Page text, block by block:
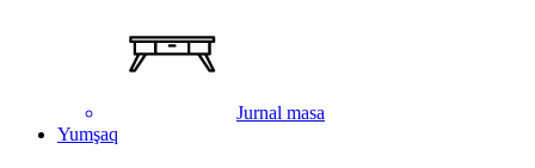
Jurnal masa
Yumşaq